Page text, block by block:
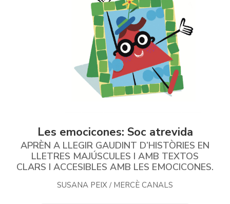
Les emocicones: Soc atrevida
APRÈN A LLEGIR GAUDINT D’HISTÒRIES EN
LLETRES MAJÚSCULES I AMB TEXTOS
CLARS I ACCESIBLES AMB LES EMOCICONES.
SUSANA PEIX / MERCÈ CANALS